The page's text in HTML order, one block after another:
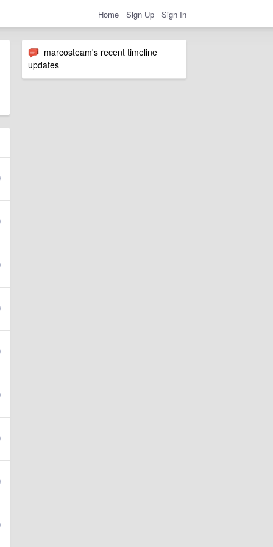
Home Sign Up Sign In
marcosteam's recent timeline
updates